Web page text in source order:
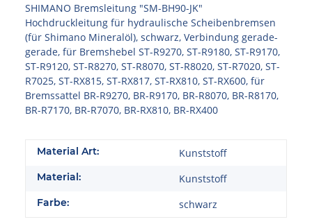
SHIMANO Bremsleitung "SM-BH90-JK"
Hochdruckleitung für hydraulische Scheibenbremsen
(für Shimano Mineralöl), schwarz, Verbindung gerade-
gerade, für Bremshebel ST-R9270, ST-R9180, ST-R9170,
ST-R9120, ST-R8270, ST-R8070, ST-R8020, ST-R7020, ST-
R7025, ST-RX815, ST-RX817, ST-RX810, ST-RX600, für
Bremssattel BR-R9270, BR-R9170, BR-R8070, BR-R8170,
BR-R7170, BR-R7070, BR-RX810, BR-RX400
Material Art: Kunststoff
Material: Kunststoff
Farbe: schwarz